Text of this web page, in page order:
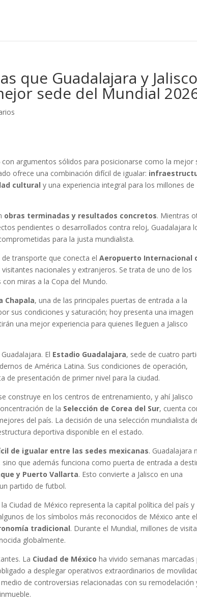
que Guadalajara y Jalisco
sede del Mundial
con argumentos sólidos para posicionarse como la mejor
ofrece una combinación difícil de igualar:
cultural y una experiencia integral para los millones de
obras terminadas y resultados concretos. Mientras
pendientes o desarrollados contra reloj, Guadalajara
para la justa mundialista.
de transporte que conecta elAeropuerto Internacional
nacionales y extranjeros. Se trata de uno de los
miras a la Copa del Mundo.
Chapala, una de las principales puertas de entrada a la
sus condiciones y saturación; hoy presenta una imagen
una mejor experiencia para quienes lleguen a Jalisco
El Estadio Guadalajara, sede de cuatro
de América Latina. Sus condiciones de operación,
de presentación de primer nivel para la ciudad.
construye en los centros de entrenamiento, y ahí Jalisco
de la Selección de Corea del Sur, cuenta
del país. La decisión de una selección mundialista
deportiva disponible en el estado.
de igualar entre las sedes mexicanas. Guadalajara
que además funciona como puerta de entrada a
y Puerto Vallarta. Esto convierte a Jalisco en una
partido de futbol.
la Ciudad de México representa la capital política del país y
de los símbolos más reconocidos de México ante el
tradicional. Durante el Mundial, millones de
globalmente.
La Ciudad de México ha vivido semanas marcadas
a desplegar operativos extraordinarios de
de controversias relacionadas con su remodelación